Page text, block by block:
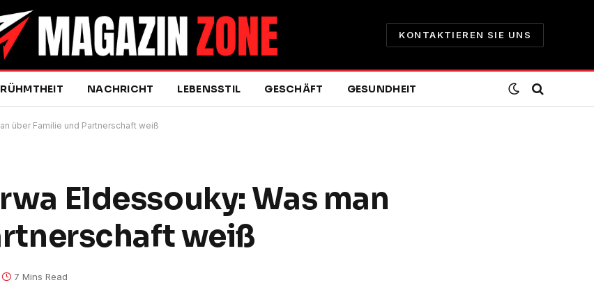
KONTAKTIEREN SIE UNS
NACHRICHT LEBENSSTIL GESCHÄFT GESUNDHEIT
über Familie und Partnerschaft weiß
Eldessouky: Was man
weiß
7 Mins Read